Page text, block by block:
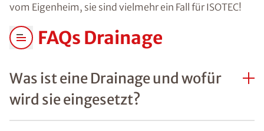
vom Eigenheim, sie sind vielmehr ein Fall für ISOTEC!
FAQs Drainage
Was ist eine Drainage und wofür
wird sie eingesetzt?